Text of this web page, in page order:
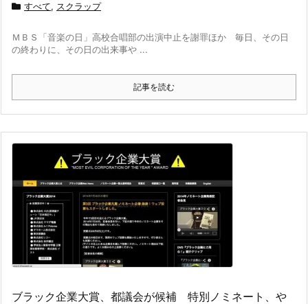
すべて, スクラップ
ＭＢＳ「音楽の日」高校合唱部の出演中止を謝罪ほか 毎日、その日
の終わりに、その日の出来事や ...
記事を読む
ブラック企業大賞、都議会が候補 特別ノミネート、や